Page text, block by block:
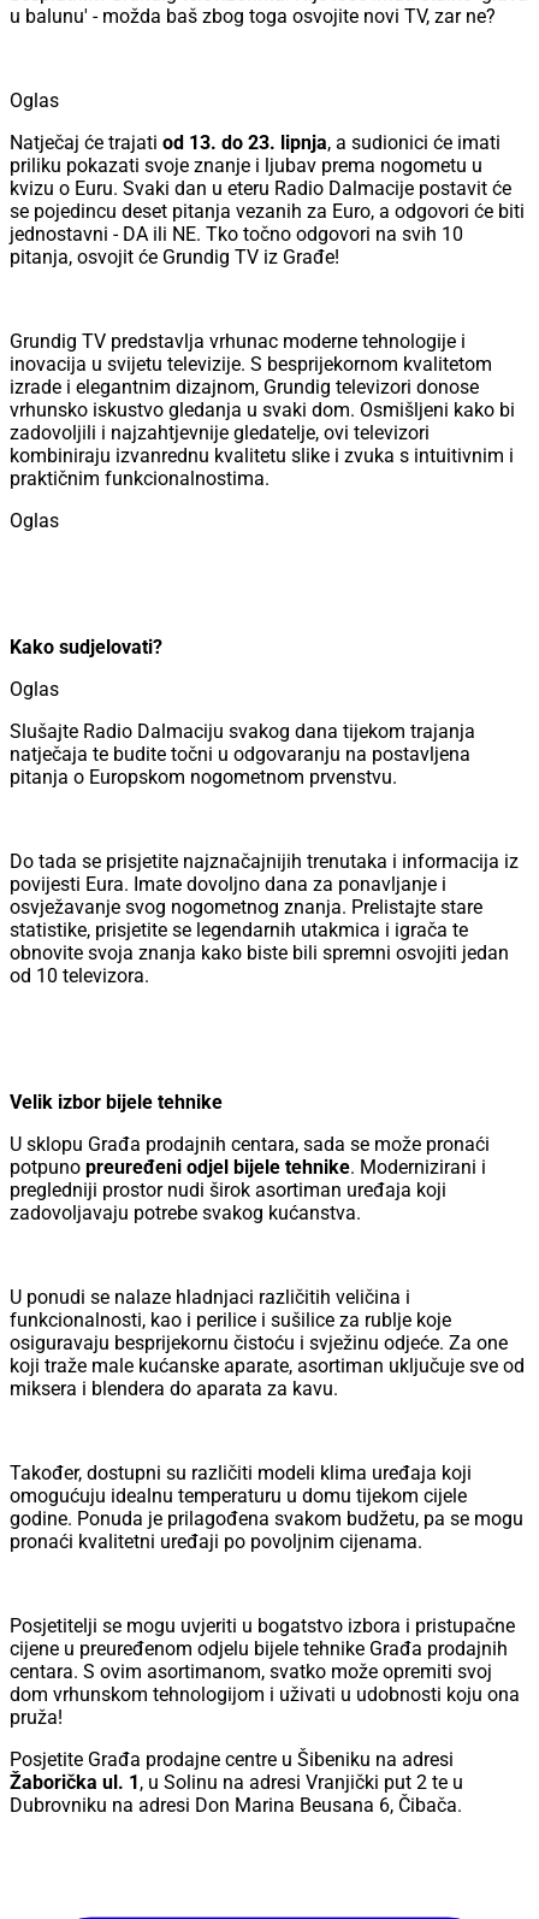
u balunu' - možda baš zbog toga osvojite novi TV, zar ne?
Oglas
Natječaj će trajati od 13. do 23. lipnja, a sudionici će imati
priliku pokazati svoje znanje i ljubav prema nogometu u
kvizu o Euru. Svaki dan u eteru Radio Dalmacije postavit će
se pojedincu deset pitanja vezanih za Euro, a odgovori će biti
jednostavni - DA ili NE. Tko točno odgovori na svih 10
pitanja, osvojit će Grundig TV iz Građe!
Grundig TV predstavlja vrhunac moderne tehnologije i
inovacija u svijetu televizije. S besprijekornom kvalitetom
izrade i elegantnim dizajnom, Grundig televizori donose
vrhunsko iskustvo gledanja u svaki dom. Osmišljeni kako bi
zadovoljili i najzahtjevnije gledatelje, ovi televizori
kombiniraju izvanrednu kvalitetu slike i zvuka s intuitivnim i
praktičnim funkcionalnostima.
Oglas
Kako sudjelovati?
Oglas
Slušajte Radio Dalmaciju svakog dana tijekom trajanja
natječaja te budite točni u odgovaranju na postavljena
pitanja o Europskom nogometnom prvenstvu.
Do tada se prisjetite najznačajnijih trenutaka i informacija iz
povijesti Eura. Imate dovoljno dana za ponavljanje i
osvježavanje svog nogometnog znanja. Prelistajte stare
statistike, prisjetite se legendarnih utakmica i igrača te
obnovite svoja znanja kako biste bili spremni osvojiti jedan
od 10 televizora.
Velik izbor bijele tehnike
U sklopu Građa prodajnih centara, sada se može pronaći
potpuno preuređeni odjel bijele tehnike. Modernizirani i
pregledniji prostor nudi širok asortiman uređaja koji
zadovoljavaju potrebe svakog kućanstva.
U ponudi se nalaze hladnjaci različitih veličina i
funkcionalnosti, kao i perilice i sušilice za rublje koje
osiguravaju besprijekornu čistoću i svježinu odjeće. Za one
koji traže male kućanske aparate, asortiman uključuje sve od
miksera i blendera do aparata za kavu.
Također, dostupni su različiti modeli klima uređaja koji
omogućuju idealnu temperaturu u domu tijekom cijele
godine. Ponuda je prilagođena svakom budžetu, pa se mogu
pronaći kvalitetni uređaji po povoljnim cijenama.
Posjetitelji se mogu uvjeriti u bogatstvo izbora i pristupačne
cijene u preuređenom odjelu bijele tehnike Građa prodajnih
centara. S ovim asortimanom, svatko može opremiti svoj
dom vrhunskom tehnologijom i uživati u udobnosti koju ona
pruža!
Posjetite Građa prodajne centre u Šibeniku na adresi
Žaborička ul. 1 , u Solinu na adresi Vranjički put 2 te u
Dubrovniku na adresi Don Marina Beusana 6, Čibača.